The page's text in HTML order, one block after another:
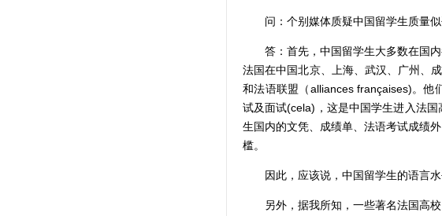
问：个别媒体质疑中国留学生质量似
答：首先，中国留学生大多数在国内
法国在中国北京、上海、武汉、广州、
和法语联盟（alliances françaises)。他
试及面试(cela)，这是中国学生进入法
生国内的文凭、成绩单、法语考试成绩
槛。
因此，应该说，中国留学生的语言水
另外，据我所知，一些著名法国高校